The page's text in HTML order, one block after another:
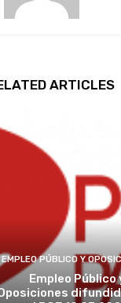
ARTICLES
EMPLEO PÚBLICO Y
Empleo Público